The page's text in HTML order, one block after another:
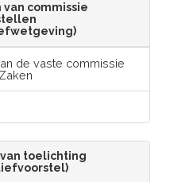
van commissie
de vaste commissie
toelichting